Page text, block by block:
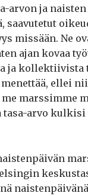
arvon ja
saavutetut
missään. Ne
ajan kovaa
ja kollektiivista
menettää, ellei
marssimme
tasa-arvo kulkisi